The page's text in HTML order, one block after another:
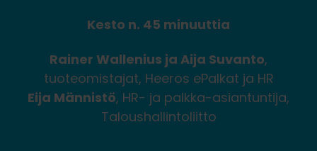
Kesto n. 45 minuuttia
Rainer Wallenius ja Aija Suvanto,
tuoteomistajat, Heeros ePalkat ja HR
Eija Männistö, HR- ja palkka-asiantuntija,
Taloushallintoliitto